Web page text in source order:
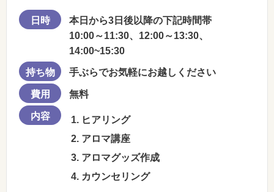
日時
本日から3日後以降の下記時間帯
10:00～11:30、12:00～13:30、
14:00~15:30
持ち物 手ぶらでお気軽にお越しください
費用 無料
内容
ヒアリング
アロマ講座
アロマグッズ作成
カウンセリング